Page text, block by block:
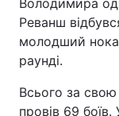
Тема
Володимира
Реванш
молодший
раунді.
Всього за
провів 69